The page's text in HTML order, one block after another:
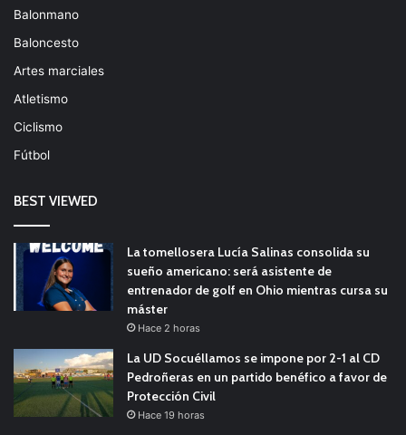
Balonmano
Baloncesto
Artes marciales
Atletismo
Ciclismo
Fútbol
BEST VIEWED
La tomellosera Lucía Salinas consolida su
sueño americano: será asistente de
entrenador de golf en Ohio mientras cursa su
máster
Hace 2 horas
La UD Socuéllamos se impone por 2-1 al CD
Pedroñeras en un partido benéfico a favor de
Protección Civil
Hace 19 horas